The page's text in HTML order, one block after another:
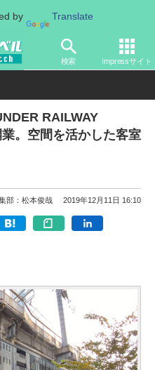
by Translate
検索 Impressサイト
東京
RAILWAY
。空間を活かした客室
部：松本俊哉 2019年12月11日 16:10